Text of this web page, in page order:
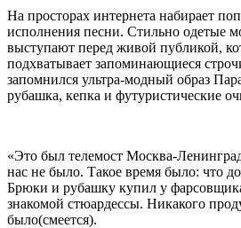
На просторах интернета набирает
исполнения песни. Стильно одетые
выступают перед живой публикой,
подхватывает запоминающиеся
запомнился ультра-модный образ
рубашка, кепка и футуристические
«Это был телемост Москва-
нас не было. Такое время было: что
Брюки и рубашку купил у
знакомой стюардессы. Никакого
было(смеется).